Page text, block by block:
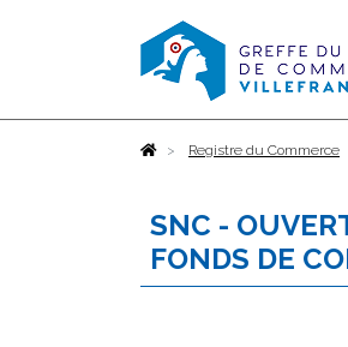
AccueilRegistre du Commerce
SNC -
FONDS DE